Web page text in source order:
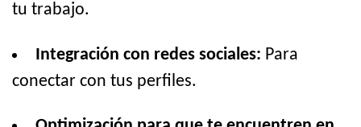
tu trabajo.
Integración con redes sociales: Para
conectar con tus perfiles.